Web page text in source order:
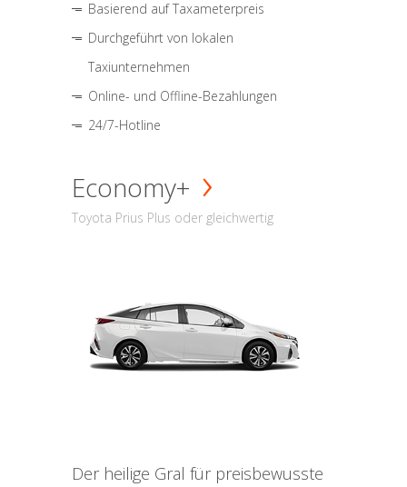
Basierend auf Taxameterpreis
Durchgeführt von lokalen
Taxiunternehmen
Online- und Offline-Bezahlungen
24/7-Hotline
Economy+
Toyota Prius Plus oder gleichwertig
Der heilige Gral für preisbewusste